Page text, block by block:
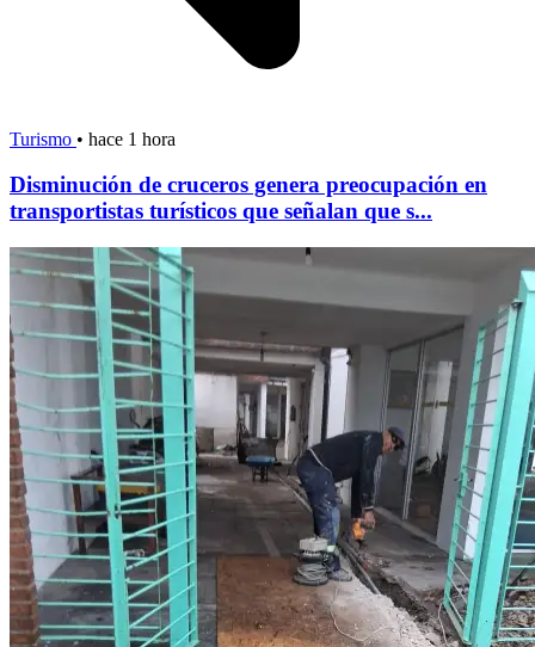
Turismo • hace 1 hora
Disminución de cruceros genera preocupación en
transportistas turísticos que señalan que s...